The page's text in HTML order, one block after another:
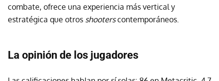
combate, ofrece una experiencia más vertical y
estratégica que otros shooterscontemporáneos.
La opinión de los jugadores